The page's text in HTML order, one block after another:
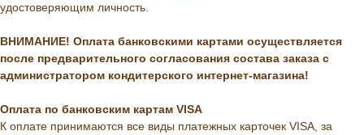
удостоверяющим личность.
ВНИМАНИЕ! Оплата банковскими картами осуществляется
после предварительного согласования состава заказа с
администратором кондитерского интернет-магазина!
Оплата по банковским картам VISA
К оплате принимаются все виды платежных карточек VISA, за